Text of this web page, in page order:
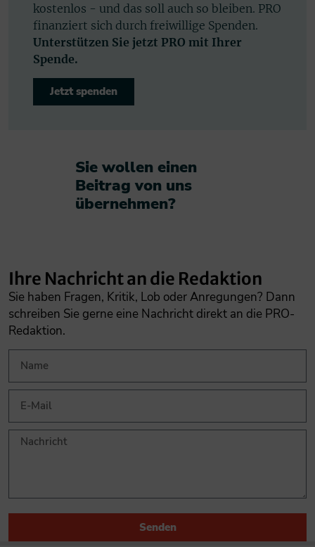
kostenlos - und das soll auch so bleiben. PRO
finanziert sich durch freiwillige Spenden.
Unterstützen Sie jetzt PRO mit Ihrer
Spende.
Jetzt spenden
Sie wollen einen
Beitrag von uns
übernehmen?​
Ihre Nachricht an die Redaktion
Sie haben Fragen, Kritik, Lob oder Anregungen? Dann
schreiben Sie gerne eine Nachricht direkt an die PRO-
Redaktion.
Senden